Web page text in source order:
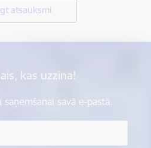
atsauksmi
kas uzzina!
savā e-pastā.